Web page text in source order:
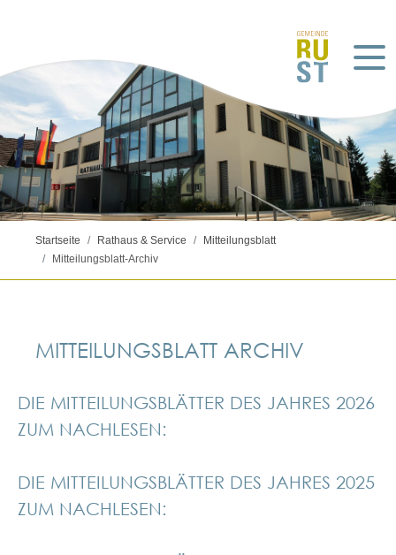
Startseite Rathaus & Service
Mitteilungsblatt
Mitteilungsblatt-Archiv
MITTEILUNGSBLATT ARCHIV
DIE MITTEILUNGSBLÄTTER DES JAHRES 2026
ZUM NACHLESEN:
DIE MITTEILUNGSBLÄTTER DES JAHRES 2025
ZUM NACHLESEN: